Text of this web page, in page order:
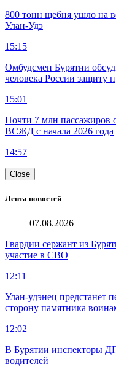
800 тонн щебня ушло на
Улан-Удэ
15:15
Омбудсмен Бурятии
человека России защиту
15:01
Почти 7 млн пассажиров
ВСЖД с начала 2026 года
14:57
Close
Лента новостей
07.08.2026
Гвардии сержант из
участие в СВО
12:11
Улан-удэнец предстанет
сторону памятника
12:02
В Бурятии инспекторы
водителей